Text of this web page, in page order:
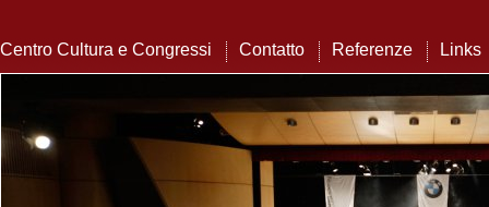
Centro Cultura e Congressi Contatto Referenze Links